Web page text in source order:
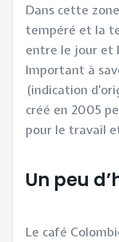
Dans cette
tempéré et la
entre le jour et
Important à
(indication
créé en 2005
pour le travail
Un peu
Le café